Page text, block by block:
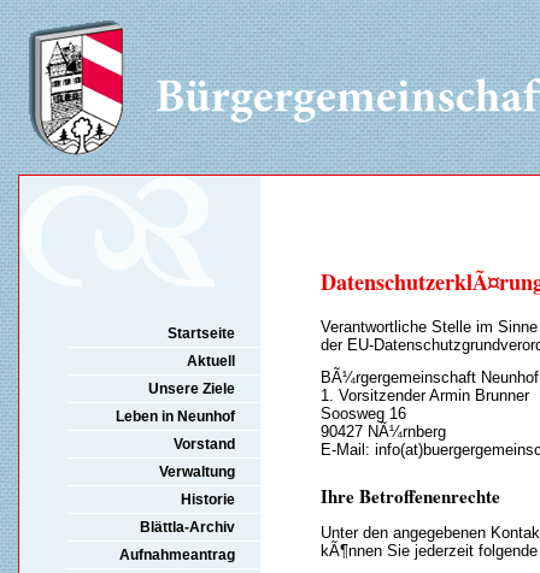
Startseite
Aktuell
Unsere Ziele
Leben in Neunhof
Vorstand
Verwaltung
Historie
Blättla-Archiv
Aufnahmeantrag
Verantwortliche Stelle im
der EU-
BÃ¼rgergemeinschaft
1. Vorsitzender Armin Brunner
Soosweg 16
90427 NÃ¼rnberg
E-Mail:
Ihre Betroffenenrechte
Unter den angegebenen
kÃ¶nnen Sie jederzeit